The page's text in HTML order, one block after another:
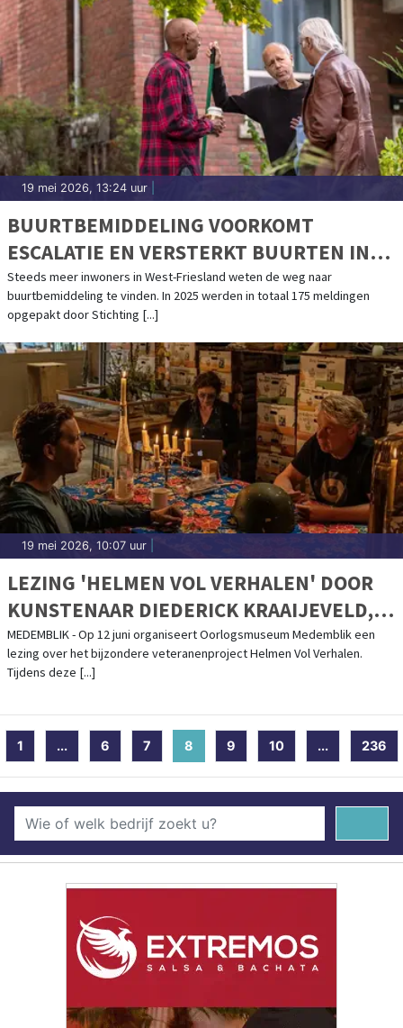
19 mei 2026, 13:24 uur
BUURTBEMIDDELING VOORKOMT
ESCALATIE EN VERSTERKT BUURTEN IN
WEST-FRIESLAND
Steeds meer inwoners in West-Friesland weten de weg naar
buurtbemiddeling te vinden. In 2025 werden in totaal 175 meldingen
opgepakt door Stichting [...]
19 mei 2026, 10:07 uur
LEZING 'HELMEN VOL VERHALEN' DOOR
KUNSTENAAR DIEDERICK KRAAIJEVELD,
JONGE VETERAAN OEGE VENEMA EN
PROJECTLEIDER AMY VAN SON
MEDEMBLIK - Op 12 juni organiseert Oorlogsmuseum Medemblik een
lezing over het bijzondere veteranenproject Helmen Vol Verhalen.
Tijdens deze [...]
1 ... 6 7 8 (current)
9 10 ... 236